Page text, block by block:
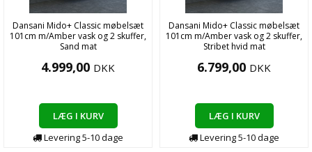
Dansani Mido+ Classic møbelsæt
101cm m/Amber vask og 2 skuffer,
Sand mat
4.999,00 DKK
LÆG I KURV
Levering5-10dage
Dansani Mido+ Classic møbelsæt
101cm m/Amber vask og 2 skuffer,
Stribet hvid mat
6.799,00 DKK
LÆG I KURV
Levering5-10dage